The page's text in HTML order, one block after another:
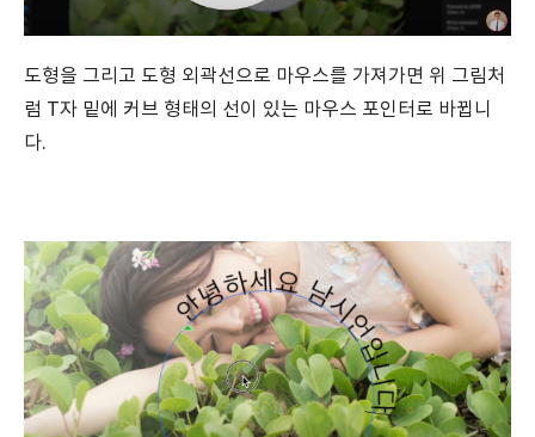
도형을 그리고 도형 외곽선으로 마우스를 가져가면 위 그림처
럼 T자 밑에 커브 형태의 선이 있는 마우스 포인터로 바뀝니
다.